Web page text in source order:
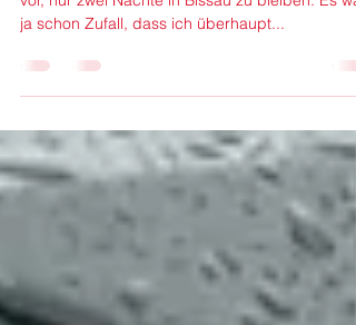
Dreieck von Bissau
Eigentlich nur zwei Nächte Eigentlich hatte ich ja
ja schon Zufall, dass ich überhaupt...